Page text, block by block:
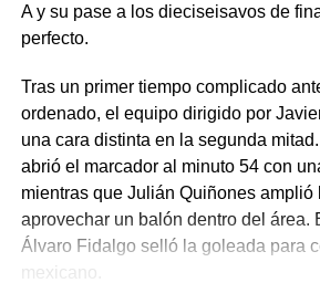
A y su pase a los dieciseisavos de
perfecto.
Tras un primer tiempo complicado
ordenado, el equipo dirigido por
una cara distinta en la segunda
abrió el marcador al minuto 54 con
mientras que Julián Quiñones amplió
aprovechar un balón dentro del área.
Álvaro Fidalgo selló la goleada para
mexicano.